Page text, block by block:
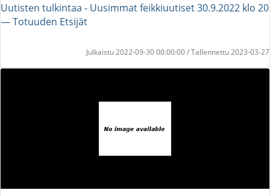
Uutisten tulkintaa - Uusimmat feikkiuutiset 30.9.2022 klo 20
― Totuuden Etsijät
Julkaistu 2022-09-30 00:00:00 / Tallennettu 2023-03-27